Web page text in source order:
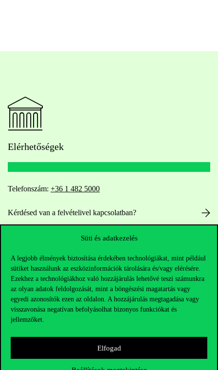
Süti és adatkezelés
A legjobb élmények biztosítása érdekében technológiákat, mint például
sütiket használunk az eszközinformációk tárolására és/vagy elérésére.
Ezekhez a technológiákhoz való hozzájárulás lehetővé teszi számunkra
az olyan adatok feldolgozását, mint a böngészési magatartás vagy
egyedi azonosítók ezen az oldalon. A hozzájárulás megtagadása vagy
visszavonása negatívan befolyásolhat bizonyos funkciókat és
jellemzőket.
Elfogad
Elérhetőségek
Telefonszám: +36 1 482 5000
Kérdésed van a felvételivel kapcsolatban?
HUB jelenlegi hallgatóinknak
Sajtó:press@uni-corvinus.hu